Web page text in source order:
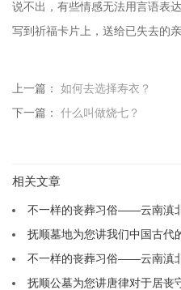
说不出，有些情感无法用言语表
写到祈福卡片上，送给已失去的
上一篇： 如何去选择寿衣？
下一篇： 什么叫做烧七？
相关文章
不一样的丧葬习俗——云南滇
抚顺墓地为您讲我们中国古代
不一样的丧葬习俗——云南滇
抚顺公墓为您讲唐律对于居丧